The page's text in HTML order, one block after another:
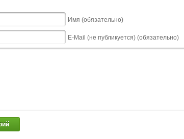
Имя (обязательно)
E-Mail (не публикуется) (обязательно)